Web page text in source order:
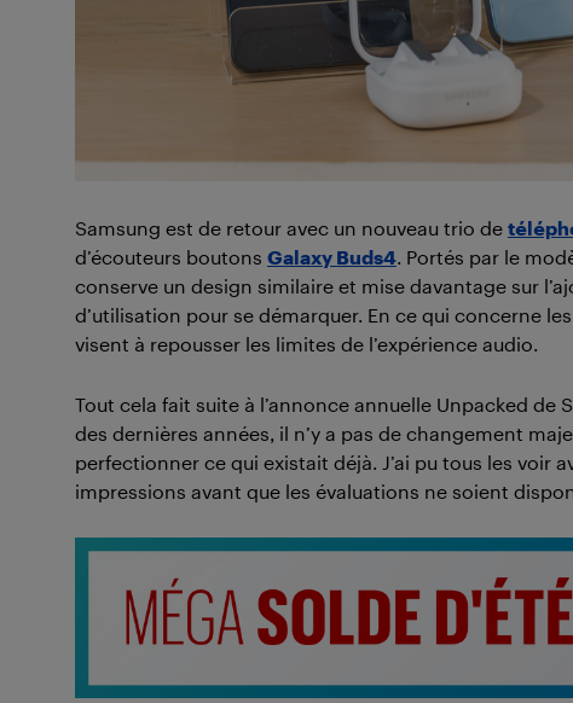
Samsung est de retour avec un nouveau trio de
d’écouteurs boutons Galaxy Buds4. Portés par le
conserve un design similaire et mise davantage sur
d’utilisation pour se démarquer. En ce qui concerne
visent à repousser les limites de l’expérience audio.
Tout cela fait suite à l’annonce annuelle Unpacked de
des dernières années, il n’y a pas de changement
perfectionner ce qui existait déjà. J’ai pu tous les voir
impressions avant que les évaluations ne soient